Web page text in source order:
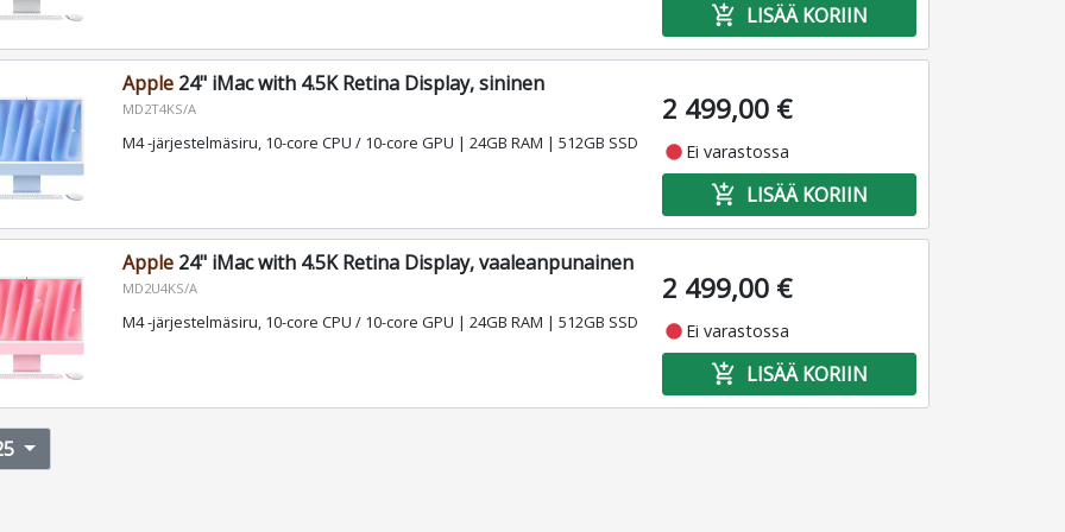
add_shopping_cart LISÄÄ KORIIN
Apple24" iMac with 4.5K Retina Display, sininen
MD2T4KS/A
M4 -järjestelmäsiru, 10-core CPU / 10-core GPU | 24GB RAM | 512GB SSD
2 499,00 €
fiber_manual_record Ei varastossa
add_shopping_cart LISÄÄ KORIIN
Apple24" iMac with 4.5K Retina Display, vaaleanpunainen
MD2U4KS/A
M4 -järjestelmäsiru, 10-core CPU / 10-core GPU | 24GB RAM | 512GB SSD
2 499,00 €
fiber_manual_record Ei varastossa
add_shopping_cart LISÄÄ KORIIN